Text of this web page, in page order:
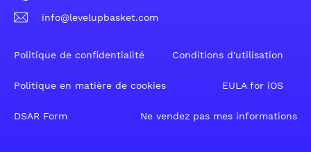
info@levelupbasket.com
Politique de confidentialité Conditions d'utilisation
Politique en matière de cookies EULA for iOS
DSAR Form Ne vendez pas mes informations